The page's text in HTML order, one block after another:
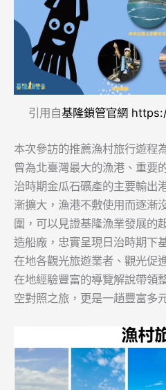
引用自基隆鎖管官網
本次參訪的推薦漁村旅行遊程
曾為北臺灣最大的漁港、重要
治時期金瓜石礦產的主要輸出
漸擴大，漁港不敷使用而逐漸
圍，可以見證基隆漁業發展的
造船廠，忠實呈現日治時期下
在地各觀光旅遊業者、觀光促
在地經驗豐富的導覽解說帶領
空對照之旅，更是一趟豐富多